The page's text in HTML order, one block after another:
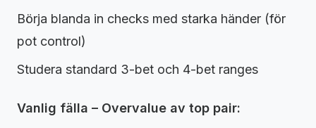
Börja blanda in checks med starka händer (för
pot control)
Studera standard 3-bet och 4-bet ranges
Vanlig fälla – Overvalue av top pair: